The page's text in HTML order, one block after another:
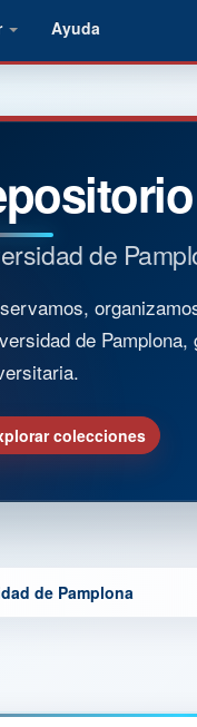
Ayuda
de
de
colecciones
de Pamplona